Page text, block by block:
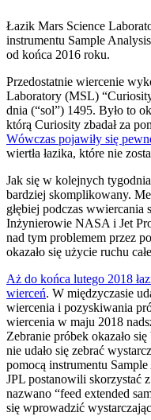
Łazik Mars Science
instrumentu Sample
od końca 2016 roku.
Przedostatnie wiercenie
Laboratory (MSL)
dnia (“sol”) 1495. Było to
którą Curiosity zbadał za
Wówczas pojawiły się
wiertła łazika, które nie
Jak się w kolejnych
bardziej skomplikowany.
głębiej podczas wwiercania
Inżynierowie NASA i Jet
nad tym problemem przez
okazało się użycie ruchu
Aż do końca lutego 2018
wierceń. W międzyczasie
wiercenia i pozyskiwania
wiercenia w maju 2018
Zebranie próbek okazało
nie udało się zebrać
pomocą instrumentu
JPL postanowili skorzystać
nazwano “feed extended
się wprowadzić